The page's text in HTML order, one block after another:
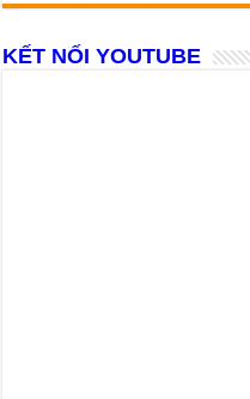
KẾT NỐI YOUTUBE